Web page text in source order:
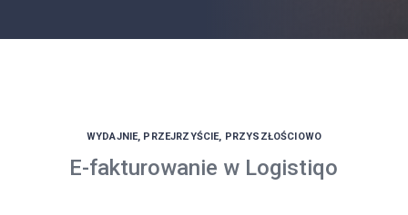
WYDAJNIE, PRZEJRZYŚCIE, PRZYSZŁOŚCIOWO
E-fakturowanie w Logistiqo